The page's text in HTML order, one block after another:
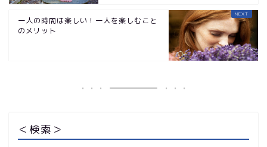
一人の時間は楽しい！一人を楽しむこと
のメリット
＜検索＞